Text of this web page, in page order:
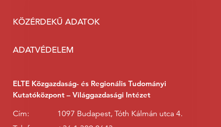
KÖZÉRDEKŰ ADATOK
ADATVÉDELEM
ELTE Közgazdaság- és Regionális Tudományi
Kutatóközpont – Világgazdasági Intézet
Cím:
1097 Budapest, Tóth Kálmán utca 4.